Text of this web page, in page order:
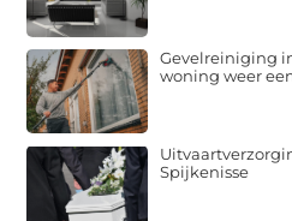
Gevelreiniging
woning weer
Spijkenisse